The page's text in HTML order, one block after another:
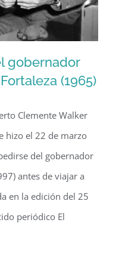
gobernador
(1965)
gobernador
(1965)
Clemente Walker
hizo el 22 de marzo
del gobernador
antes de viajar a
en la edición del 25
periódico El